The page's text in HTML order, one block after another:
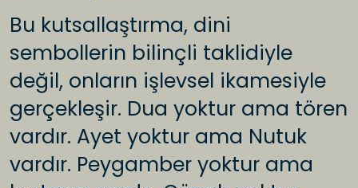
Bu kutsallaştırma, dini
sembollerin bilinçli taklidiyle
değil, onların işlevsel ikamesiyle
gerçekleşir. Dua yoktur ama tören
vardır. Ayet yoktur ama Nutuk
vardır. Peygamber yoktur ama